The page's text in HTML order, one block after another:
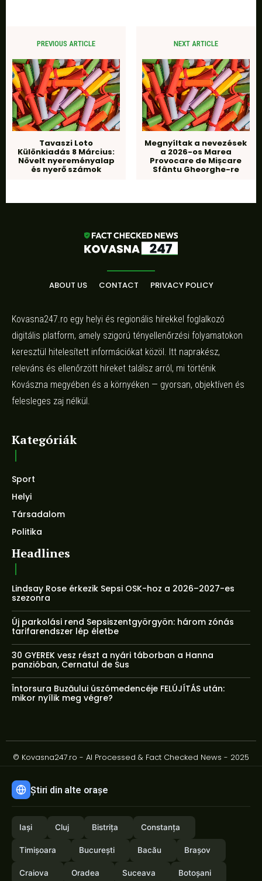
PREVIOUS ARTICLE
Tavaszi Loto
Különkiadás 8 Március:
Növelt nyereményalap
és nyerő számok
NEXT ARTICLE
Megnyíltak a nevezések
a 2026-os Marea
Provocare de Mișcare
Sfântu Gheorghe-re
ABOUT US CONTACT PRIVACY POLICY
Kovasna247.ro egy helyi és regionális hírekkel foglalkozó
digitális platform, amely szigorú tényellenőrzési folyamatokon
keresztül hitelesített információkat közöl. Itt naprakész,
releváns és ellenőrzött híreket találsz arról, mi történik
Kovászna megyében és a környéken — gyorsan, objektíven és
felesleges zaj nélkül.
Kategóriák
Sport
Helyi
Társadalom
Politika
Headlines
Lindsay Rose érkezik Sepsi OSK-hoz a 2026–2027-es
szezonra
Új parkolási rend Sepsiszentgyörgyön: három zónás
tarifarendszer lép életbe
30 GYEREK vesz részt a nyári táborban a Hanna
panzióban, Cernatul de Sus
Întorsura Buzăului úszómedencéje FELÚJÍTÁS után:
mikor nyílik meg végre?
© Kovasna247.ro - AI Processed & Fact Checked News - 2025
Știri din alte orașe
Iași Cluj Bistrița Constanța
Timișoara București Bacău Brașov
Craiova Oradea Suceava Botoșani